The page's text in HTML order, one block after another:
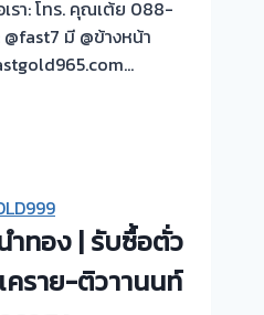
รา: โทร. คุณเต้ย 088-
มี @ข้างหน้า
เมือง
ำทอง | รับซื้อตั่ว
ราย-ติวาานนท์